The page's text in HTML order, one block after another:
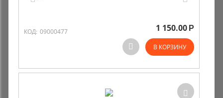
КОД: 09000477 1 150.00 Р
В КОРЗИНУ